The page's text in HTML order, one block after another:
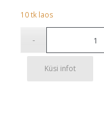
10tklaos
Küsi infot